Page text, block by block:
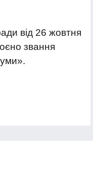
від 26 жовтня
звання